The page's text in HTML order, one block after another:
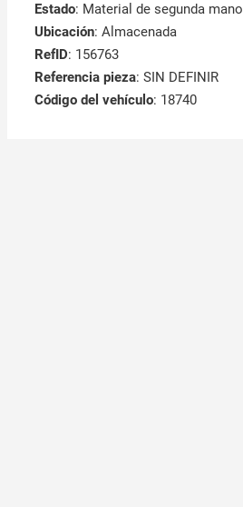
Estado: Material de segunda mano
Ubicación: Almacenada
RefID: 156763
Referencia pieza: SIN DEFINIR
Código del vehículo: 18740